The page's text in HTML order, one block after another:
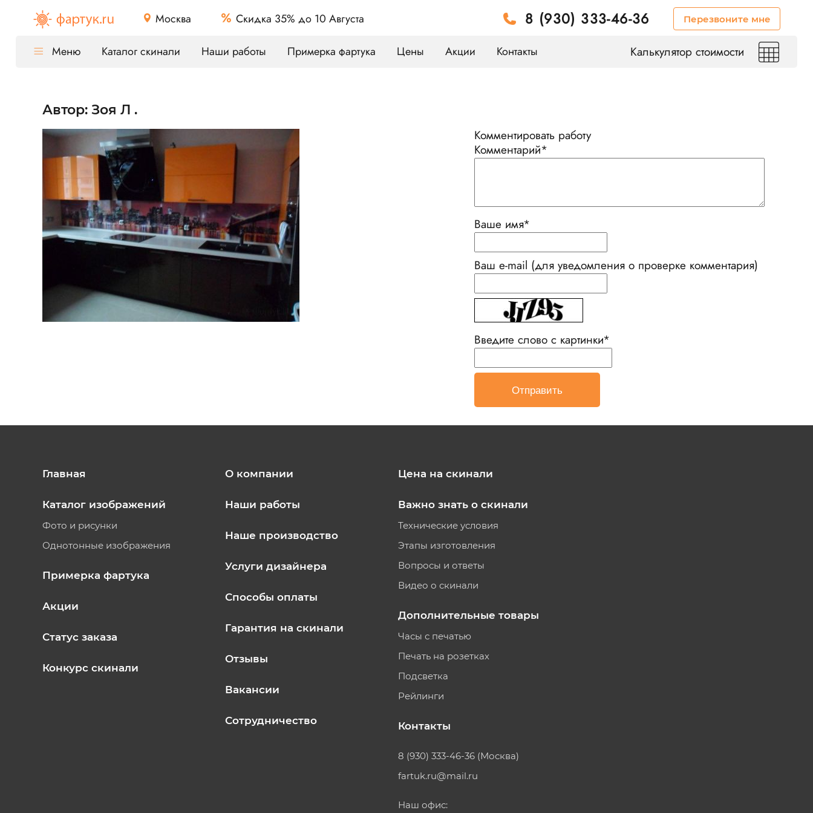
Москва Скидка 35% до 10 Августа 8 (930) 333-46-36 Перезвоните мне
Меню Каталог скинали Наши работы Примерка фартука Цены Акции Контакты Калькулятор стоимости
Автор: Зоя Л .
Комментировать работу
Комментарий*
Ваше имя*
Ваш e-mail (для уведомления о проверке комментария)
Введите слово с картинки*
Главная
Каталог изображений
Фото и рисунки
Однотонные изображения
Примерка фартука
Акции
Статус заказа
Конкурс скинали
О компании
Наши работы
Наше производство
Услуги дизайнера
Способы оплаты
Гарантия на скинали
Отзывы
Вакансии
Сотрудничество
Цена на скинали
Важно знать о скинали
Технические условия
Этапы изготовления
Вопросы и ответы
Видео о скинали
Дополнительные товары
Часы с печатью
Печать на розетках
Подсветка
Рейлинги
Контакты
8 (930) 333-46-36 (Москва)
fartuk.ru@mail.ru
Наш офис: